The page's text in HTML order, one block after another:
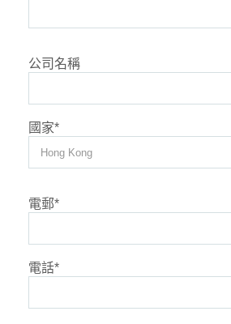
公司名稱
國家*
電郵*
電話*